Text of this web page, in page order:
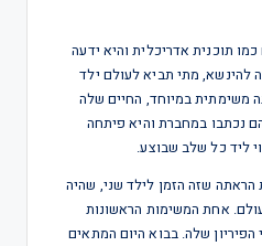
כמו תוכנית אדריכלית והיא ידעה
להינשא, מתי תביא לעולם ילד
משימתית במיוחד, החיים שלה
נכתבו במחברת והיא פיתחה
ליד כל שלב שבוצע.
היה בן 3 התוכנית הראתה שזה הזמן לילד שני, שהיה
אחת המשימות הראשונות
שלה. בבוא היום המתאים